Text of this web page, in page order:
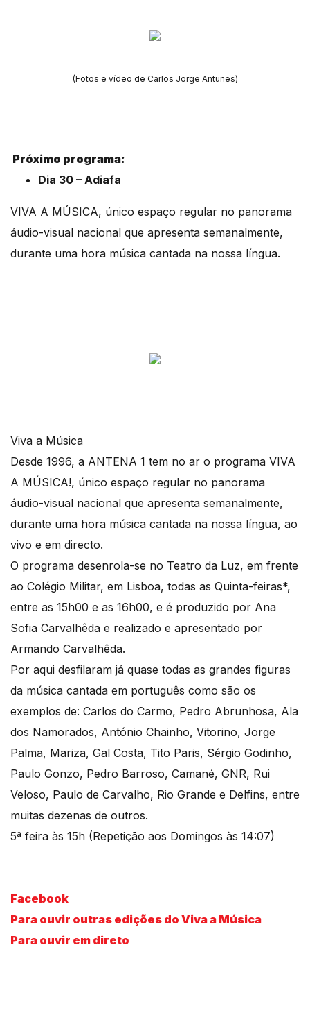
(Fotos e vídeo de Carlos Jorge Antunes)
Próximo programa:
Dia 30 – Adiafa
VIVA A MÚSICA, único espaço regular no panorama
áudio-visual nacional que apresenta semanalmente,
durante uma hora música cantada na nossa língua.
Viva a Música
Desde 1996, a ANTENA 1 tem no ar o programa VIVA
A MÚSICA!, único espaço regular no panorama
áudio-visual nacional que apresenta semanalmente,
durante uma hora música cantada na nossa língua, ao
vivo e em directo.
O programa desenrola-se no Teatro da Luz, em frente
ao Colégio Militar, em Lisboa, todas as Quinta-feiras*,
entre as 15h00 e as 16h00, e é produzido por Ana
Sofia Carvalhêda e realizado e apresentado por
Armando Carvalhêda.
Por aqui desfilaram já quase todas as grandes figuras
da música cantada em português como são os
exemplos de: Carlos do Carmo, Pedro Abrunhosa, Ala
dos Namorados, António Chainho, Vitorino, Jorge
Palma, Mariza, Gal Costa, Tito Paris, Sérgio Godinho,
Paulo Gonzo, Pedro Barroso, Camané, GNR, Rui
Veloso, Paulo de Carvalho, Rio Grande e Delfins, entre
muitas dezenas de outros.
5ª feira às 15h (Repetição aos Domingos às 14:07)
Facebook
Para ouvir outras edições do Viva a Música
Para ouvir em direto